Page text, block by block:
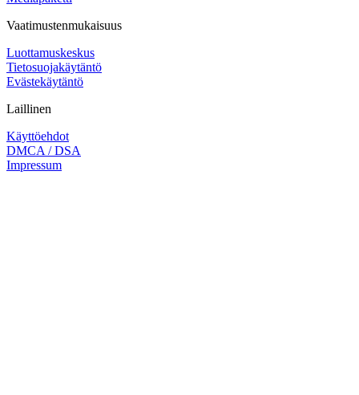
Vaatimustenmukaisuus
Luottamuskeskus
Tietosuojakäytäntö
Evästekäytäntö
Laillinen
Käyttöehdot
DMCA / DSA
Impressum